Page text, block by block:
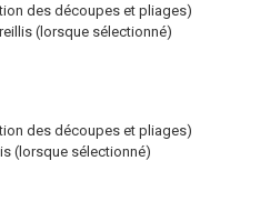
des découpes et pliages)
(lorsque sélectionné)
des découpes et pliages)
(lorsque sélectionné)